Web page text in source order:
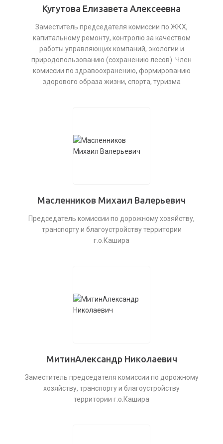
Кугутова Елизавета Алексеевна
Заместитель председателя комиссии по ЖКХ,
капитальному ремонту, контролю за качеством
работы управляющих компаний, экологии и
природопользованию (сохранению лесов). Член
комиссии по здравоохранению, формированию
здорового образа жизни, спорта, туризма
Масленников Михаил Валерьевич
Председатель комиссии по дорожному хозяйству,
транспорту и благоустройству территории
г.о.Кашира
МитинАлександр Николаевич
Заместитель председателя комиссии по дорожному
хозяйству, транспорту и благоустройству
территории г.о.Кашира